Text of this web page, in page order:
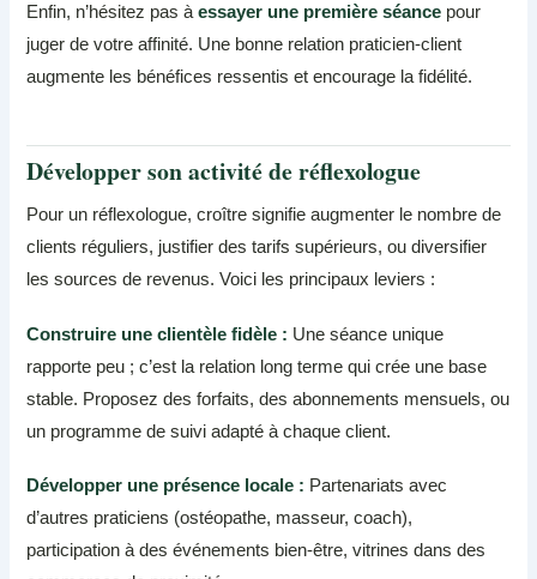
Enfin, n’hésitez pas àessayer une première séance pour
juger de votre affinité. Une bonne relation praticien-client
augmente les bénéfices ressentis et encourage la fidélité.
Développer son activité de réflexologue
Pour un réflexologue, croître signifie augmenter le nombre de
clients réguliers, justifier des tarifs supérieurs, ou diversifier
les sources de revenus. Voici les principaux leviers :
Construire une clientèle fidèle : Une séance unique
rapporte peu ; c’est la relation long terme qui crée une base
stable. Proposez des forfaits, des abonnements mensuels, ou
un programme de suivi adapté à chaque client.
Développer une présence locale : Partenariats avec
d’autres praticiens (ostéopathe, masseur, coach),
participation à des événements bien-être, vitrines dans des